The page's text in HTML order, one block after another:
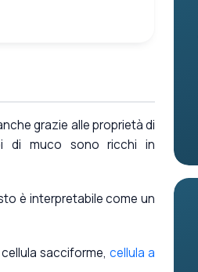
grazie alle proprietà di
di muco sono ricchi in
è interpretabile come un
sacciforme, cellula a